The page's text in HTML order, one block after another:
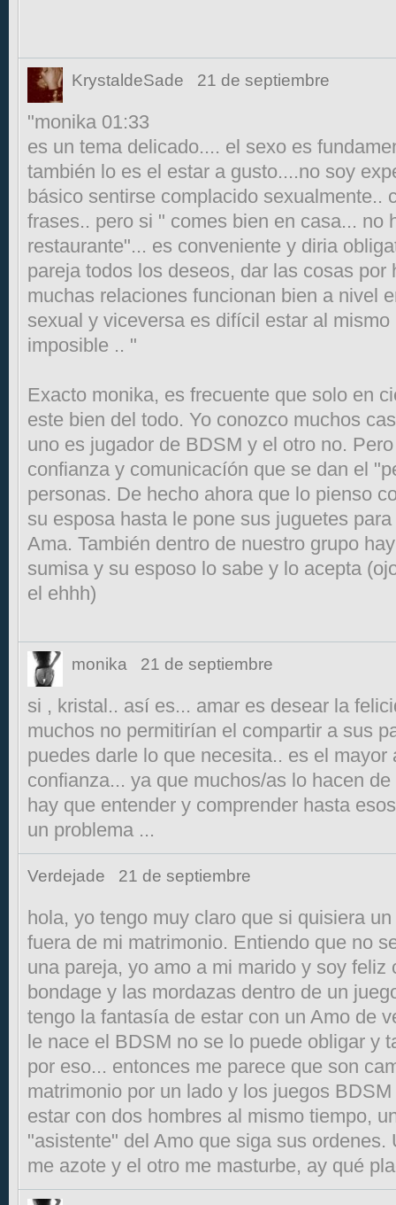
KrystaldeSade 21 de septiembre
"monika 01:33
es un tema delicado.... el sexo es
también lo es el estar a gusto....no soy
básico sentirse complacido sexualmente..
frases.. pero si " comes bien en casa... no
restaurante"... es conveniente y diria
pareja todos los deseos, dar las cosas por
muchas relaciones funcionan bien a nivel
sexual y viceversa es difícil estar al
imposible .. "
Exacto monika, es frecuente que solo en
este bien del todo. Yo conozco muchos
uno es jugador de BDSM y el otro no.
confianza y comunicacíón que se dan el
personas. De hecho ahora que lo pienso
su esposa hasta le pone sus juguetes
Ama. También dentro de nuestro grupo
sumisa y su esposo lo sabe y lo acepta
el ehhh)
monika 21 de septiembre
si , kristal.. así es... amar es desear la
muchos no permitirían el compartir a sus
puedes darle lo que necesita.. es el mayor
confianza... ya que muchos/as lo hacen
hay que entender y comprender hasta
un problema ...
Verdejade 21 de septiembre
hola, yo tengo muy claro que si quisiera
fuera de mi matrimonio. Entiendo que no
una pareja, yo amo a mi marido y soy feliz
bondage y las mordazas dentro de un
tengo la fantasía de estar con un Amo de
le nace el BDSM no se lo puede obligar y
por eso... entonces me parece que son
matrimonio por un lado y los juegos
estar con dos hombres al mismo tiempo,
"asistente" del Amo que siga sus ordenes.
me azote y el otro me masturbe, ay qué